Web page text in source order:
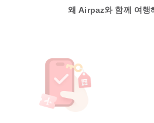
왜 Airpaz와 함께 여행